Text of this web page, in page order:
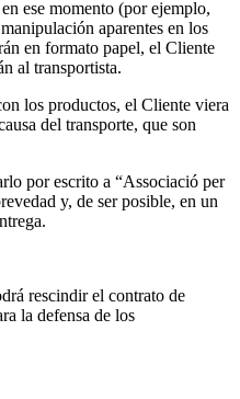
ese momento (por ejemplo,
aparentes en los
en formato papel, el Cliente
al transportista.
los productos, el Cliente viera
del transporte, que son
por escrito a “Associació per
y, de ser posible, en un
rescindir el contrato de
la defensa de los